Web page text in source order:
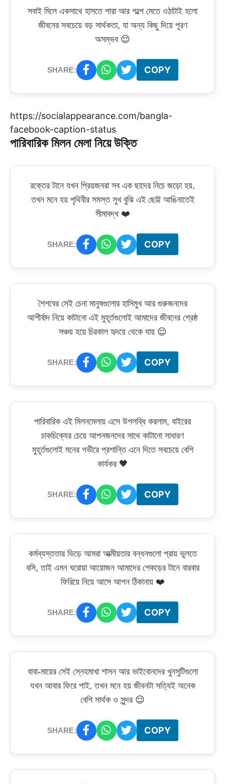
সবাই মিলে একসাথে হাসতে পারা আর গল্পে মেতে ওঠাটাই হলো
জীবনের সবচেয়ে বড় সার্থকতা, যা অন্য কিছু দিয়ে পূরণ
অসম্ভব 😌
SHARE: COPY
https://socialappearance.com/bangla-
facebook-caption-status
পারিবারিক মিলন মেলা নিয়ে উক্তি
রক্তের টানে যখন প্রিয়জনরা সব এক ছাদের নিচে জড়ো হয়,
তখন মনে হয় পৃথিবীর সমস্ত সুখ বুঝি এই ছোট্ট আঙিনাতেই
সীমাবদ্ধ ❤️
SHARE: COPY
শৈশবের সেই চেনা মানুষগুলোর হাসিমুখ আর গুরুজনদের
আশীর্বাদ নিয়ে কাটানো এই মুহূর্তগুলোই আমাদের জীবনের শ্রেষ্ঠ
সঞ্চয় হয়ে চিরকাল হৃদয়ে থেকে যায় 😌
SHARE: COPY
পারিবারিক এই মিলনমেলায় এসে উপলব্ধি করলাম, বাইরের
চাকচিক্যের চেয়ে আপনজনদের সাথে কাটানো সাধারণ
মুহূর্তগুলোই মনের গভীরে প্রশান্তি এনে দিতে সবচেয়ে বেশি
কার্যকর 🖤
SHARE: COPY
কর্মব্যস্ততার ভিড়ে আমরা আত্মীয়তার বন্ধনগুলো প্রায় ভুলতে
বসি, তাই এমন ঘরোয়া আয়োজন আমাদের শেকড়ের টানে বারবার
ফিরিয়ে নিয়ে আসে আপন ঠিকানায় ❤️
SHARE: COPY
বাবা-মায়ের সেই স্নেহমাখা শাসন আর ভাইবোনদের খুনসুটিগুলো
যখন আবার ফিরে পাই, তখন মনে হয় জীবনটা সত্যিই অনেক
বেশি সার্থক ও সুন্দর 😌
SHARE: COPY